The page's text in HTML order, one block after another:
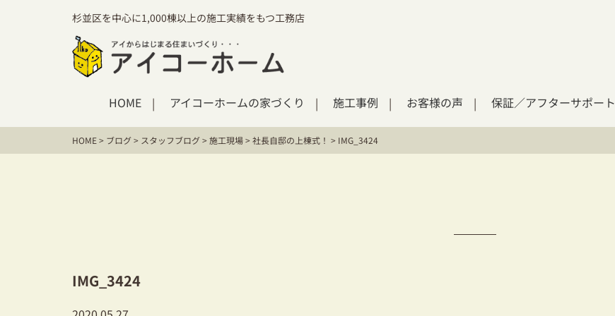
杉並区を中心に1,000棟以上の施工実績をもつ工務店
HOME アイコーホームの家づくり 施工事例 お客様の声 保証／アフターサポート
HOME> ブログ> スタッフブログ>施工現場>社長自邸の上棟式！ > IMG_3424
IMG_3424